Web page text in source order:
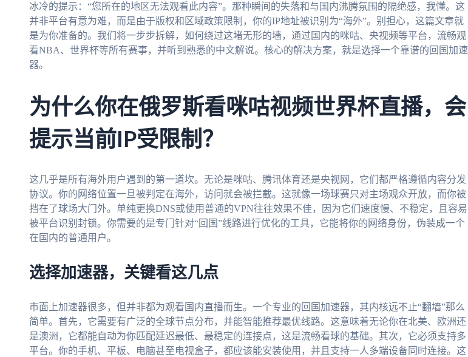
冰冷的提示：“您所在的地区无法观看此内容”。那种瞬间的失落和与国内沸腾氛围的隔绝感，我懂。这
并非平台有意为难，而是由于版权和区域政策限制，你的IP地址被识别为“海外”。别担心，这篇文章就
是为你准备的。我们将一步步拆解，如何绕过这堵无形的墙，通过国内的咪咕、央视频等平台，流畅观
看NBA、世界杯等所有赛事，并听到熟悉的中文解说。核心的解决方案，就是选择一个靠谱的回国加速
器。
为什么你在俄罗斯看咪咕视频世界杯直播，会
提示当前IP受限制？
这几乎是所有海外用户遇到的第一道坎。无论是咪咕、腾讯体育还是央视网，它们都严格遵循内容分发
协议。你的网络位置一旦被判定在海外，访问就会被拦截。这就像一场球赛只对主场观众开放，而你被
挡在了球场大门外。单纯更换DNS或使用普通的VPN往往效果不佳，因为它们速度慢、不稳定，且容易
被平台识别封锁。你需要的是专门针对“回国”线路进行优化的工具，它能将你的网络身份，伪装成一个
在国内的普通用户。
选择加速器，关键看这几点
市面上加速器很多，但并非都为观看国内直播而生。一个专业的回国加速器，其内核远不止“翻墙”那么
简单。首先，它需要有广泛的全球节点分布，并能智能推荐最优线路。这意味着无论你在北美、欧洲还
是澳洲，它都能自动为你匹配延迟最低、最稳定的连接点，这是流畅看球的基础。其次，它必须支持多
平台。你的手机、平板、电脑甚至电视盒子，都应该能安装使用，并且支持一人多端设备同时连接。这